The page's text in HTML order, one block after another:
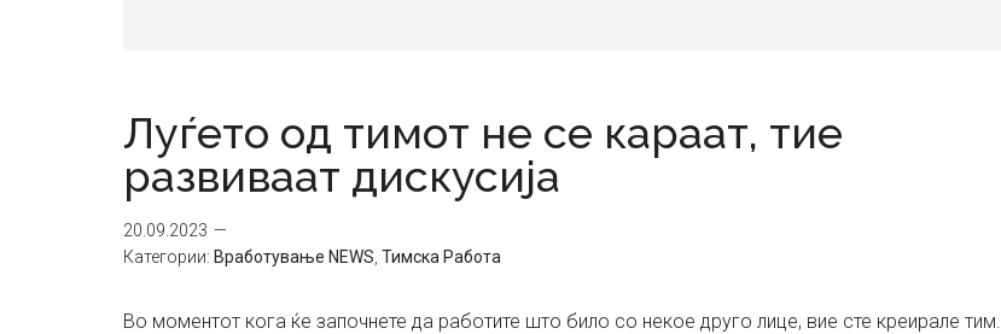
Луѓето од тимот не се караат, тие
развиваат дискусија
20.09.2023
Категории: Вработување NEWS Тимска Работа
Во моментот кога ќе започнете да работите што било со некое друго лице, вие сте креирале тим.